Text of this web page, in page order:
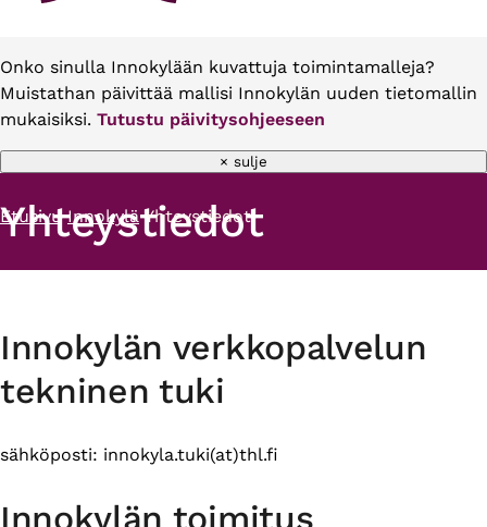
Onko sinulla Innokylään kuvattuja toimintamalleja?
Muistathan päivittää mallisi Innokylän uuden tietomallin
mukaisiksi. Tutustu päivitysohjeeseen
× sulje
Murupolku
Etusivu Innokylä Yhteystiedot
Yhteystiedot
Innokylän verkkopalvelun
tekninen tuki
sähköposti: innokyla.tuki(at)thl.fi
Innokylän toimitus